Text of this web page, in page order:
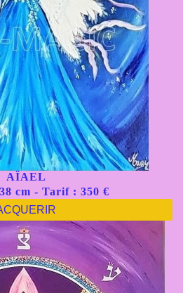
AÏAEL
cm - Tarif : 350 €